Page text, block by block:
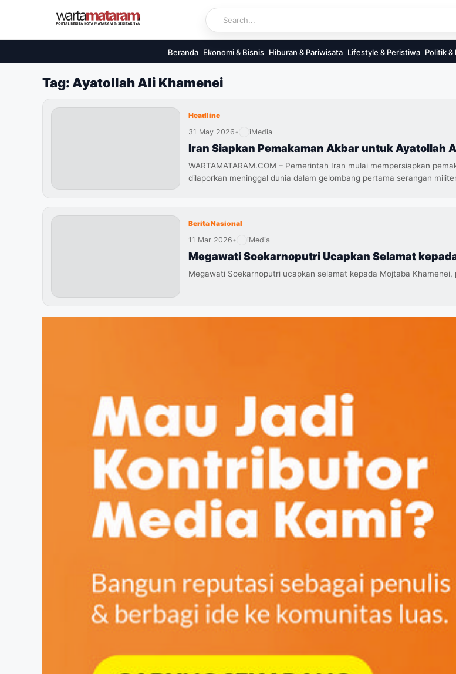
Beranda Ekonomi & Bisnis Hiburan & Pariwisata Lifestyle & Peristiwa Politik &
Tag: Ayatollah Ali Khamenei
Headline
31 May 2026• iMedia
Iran Siapkan Pemakaman Akbar untuk Ayatollah
WARTAMATARAM.COM – Pemerintah Iran mulai mempersiapkan
dilaporkan meninggal dunia dalam gelombang pertama serangan
Berita Nasional
11 Mar 2026• iMedia
Megawati Soekarnoputri Ucapkan Selamat
Megawati Soekarnoputri ucapkan selamat kepada Mojtaba